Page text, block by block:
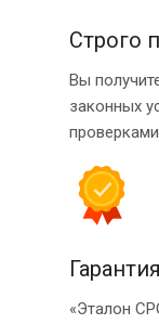
Строго
Вы
законных
проверками
«Эталон